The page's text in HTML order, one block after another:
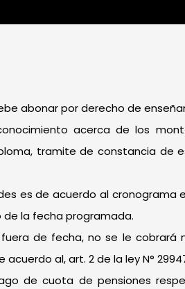
abonar por derecho de
acerca de los
tramite de constancia de
es de acuerdo al
de la fecha programada.
de fecha, no se le
al, art. 2 de la ley N°
de cuota de pensiones